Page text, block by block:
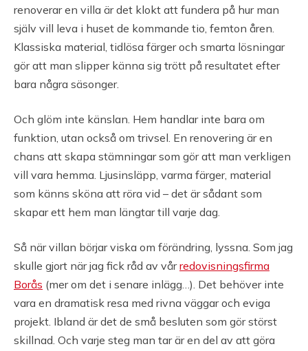
renoverar en villa är det klokt att fundera på hur man
själv vill leva i huset de kommande tio, femton åren.
Klassiska material, tidlösa färger och smarta lösningar
gör att man slipper känna sig trött på resultatet efter
bara några säsonger.
Och glöm inte känslan. Hem handlar inte bara om
funktion, utan också om trivsel. En renovering är en
chans att skapa stämningar som gör att man verkligen
vill vara hemma. Ljusinsläpp, varma färger, material
som känns sköna att röra vid – det är sådant som
skapar ett hem man längtar till varje dag.
Så när villan börjar viska om förändring, lyssna. Som jag
skulle gjort när jag fick råd av vårredovisningsfirma
Borås (mer om det i senare inlägg…). Det behöver inte
vara en dramatisk resa med rivna väggar och eviga
projekt. Ibland är det de små besluten som gör störst
skillnad. Och varje steg man tar är en del av att göra